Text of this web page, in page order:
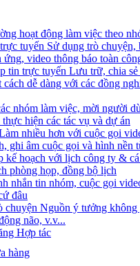
hoạt động làm việc theo
tuyến Sử dụng trò chuyện,
ứng, video thông báo toàn
tin trực tuyến Lưu trữ, chia sẻ
dễ dàng với các đồng
nhóm làm việc, mời người
hiện các tác vụ và dự án
nhiều hơn với cuộc gọi
ghi âm cuộc gọi và hình nền
kế hoạch với lịch công ty &
phòng họp, đồng bộ lịch
nhắn tin nhóm, cuộc gọi
đâu
chuyện Nguồn ý tưởng không
não, v.v...
Hợp tác
hàng